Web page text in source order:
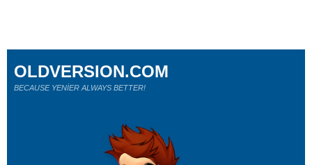
OLDVERSION.COM
BECAUSE YENİER ALWAYS BETTER!